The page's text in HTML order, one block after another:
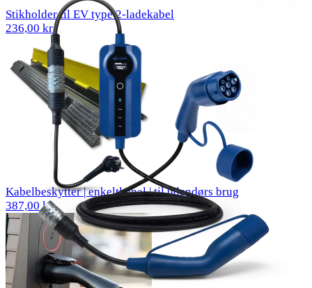
Stikholder til EV type 2-ladekabel
236,00 kr
Kabelbeskytter | enkeltkanal | til udendørs brug
387,00 kr